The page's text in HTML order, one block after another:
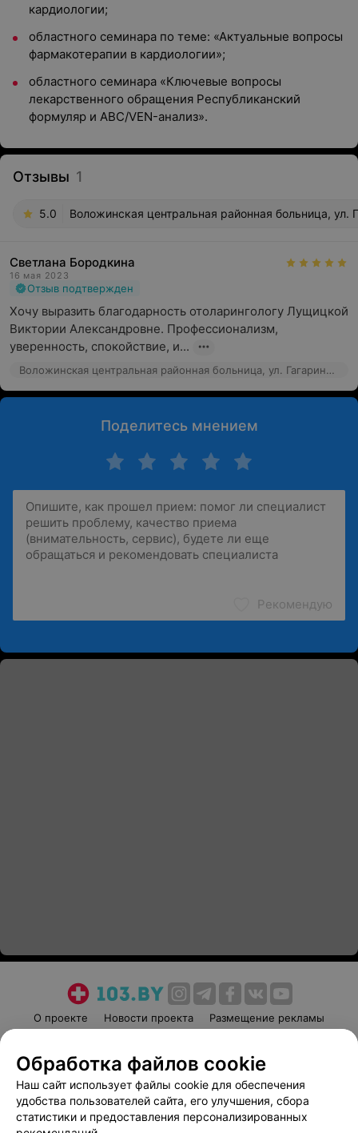
кардиологии;
областного семинара по теме: «Актуальные вопросы
фармакотерапии в кардиологии»;
областного семинара «Ключевые вопросы
лекарственного обращения Республиканский
формуляр и ABC/VEN-анализ».
Отзывы 1
5.0 Воложинская центральная районная больница, ул.
Светлана Бородкина
16 мая 2023
Отзыв подтвержден
Хочу выразить благодарность отоларингологу Лущицкой
Виктории Александровне. Профессионализм,
уверенность, спокойствие, и...
Воложинская центральная районная больница, ул. Гагарина, 1
Поделитесь мнением
Рекомендую
О проекте Новости проекта
Размещение рекламы
Пользовательское соглашение
Способы оплаты
Вакансии
Партнеры
Написать руководителю 103.by
Обработка файлов cookie
Наш сайт использует файлы cookie для обеспечения
удобства пользователей сайта, его улучшения, сбора
статистики и предоставления персонализированных